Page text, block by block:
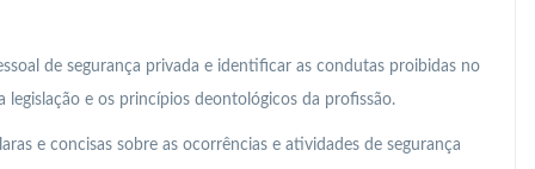
de segurança privada e identificar as condutas proibidas no
e os princípios deontológicos da profissão.
e concisas sobre as ocorrências e atividades de segurança